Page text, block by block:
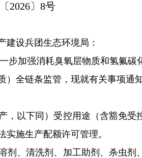
2026〕8号
设兵团生态环境局：
加强消耗臭氧层物质和氢氟碳
全链条监管，现就有关事项通知
以下同）受控用途（含豁免受
施生产配额许可管理。
、清洗剂、加工助剂、杀虫剂